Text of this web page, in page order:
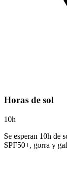
Horas de sol
10h
Se esperan 10h de
SPF50+, gorra y